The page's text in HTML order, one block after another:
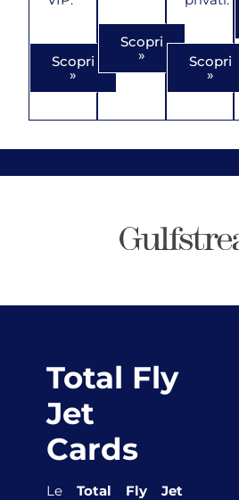
Scopri
»
Scopri
» Scopri
»
Total Fly
Jet
Cards
LeTotal Fly Jet